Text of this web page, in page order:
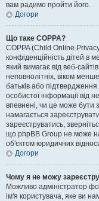
вам радимо пройти його.
Догори
Що таке COPPA?
COPPA (Child Online
конфіденційність дітей в
який вимагає від веб-
неповнолітніх, віком
батьків або підтвердження
особистої інформації від
впевнені, чи це може бути
намагається
зареєструватись,
що phpBB Group не може
об'єктом юридичних
Догори
Чому я не можу
Можливо адміністратор
ім'я користувача, яке ви